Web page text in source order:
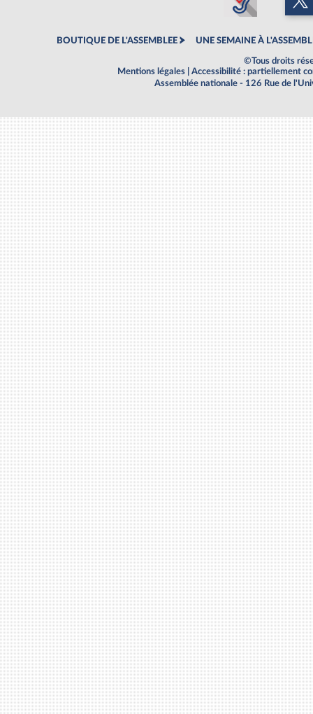
BOUTIQUE DE L'ASSEMBLEE UNE SEMAINE À
©Tous droits
Mentions légales
Accessibilité : partiellement
Assemblée nationale - 126 Rue de